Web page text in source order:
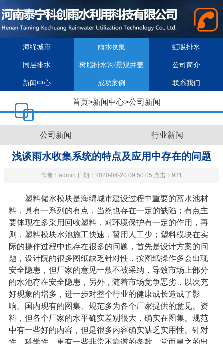
海绵城市 雨水收集 虹吸排水
同层排水 树脂排水沟/景观井盖 公司简介
新闻中心 成功案例 联系我们
首页>新闻中心>公司新闻
公司新闻 行业新闻
浅谈雨水收集系统的特点及应用中存在的问题
作者：admin 日期：2020-04-20 09:50:05 点击：931
塑料储水模块是海绵城市建设过程中重要的蓄水池材
料，具有一系列的有点，当然也存在一定的缺陷；有点主
要体现在多采用回收塑料，对环境保护有一定的作用，再
则，塑料模块水池施工快速，暂用人工少；塑料模块在实
际的操作过程中也存在很多的问题，首先是设计方案的问
题，设计院的很多图纸缺乏针对性，按图纸操作多会出现
安全隐患，但厂家的意见一般不被采纳，导致市场上部分
的水池存在安全隐患，另外，随着市场竞争恶劣，以次充
好现象的增多，进一步对整个行业的健康成长造成了影
响。国内现有的图集、规范多为各个厂家提供的意见、资
料，但各个厂家的水平确实差别很大，确实在图集、规范
中有一些好的内容，但是很多内容确实缺乏实用性、针对
性、科学性，更有一些非常不靠谱的条款，堂而皇之的出